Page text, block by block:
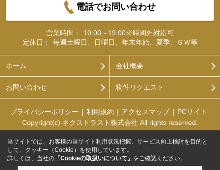
電話でお問い合わせ
営業時間：
10:00～19:00※時間外対応可
定休日：
毎週土曜日、日曜日、年末年始、夏季、ＧＷ等
ホーム 会社概要
お問い合わせ 物件リクエスト
プライバシーポリシー 利用規約 アクセスマップ
PCサイト
Copyright(c) ネクストラスト株式会社 All rights reserved.
当サイトでは、お客様の当サイト利用状況把握、サービス向上検討を目的と
して、クッキー（Cookie）を使用しています。
詳しくは、当社の 「Cookieの取扱いについて」 をご確認ください。